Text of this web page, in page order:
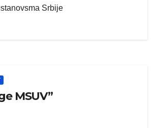
Srbije
MSUV”